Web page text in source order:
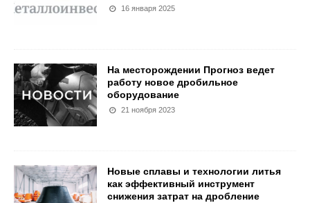
16 января 2025
На месторождении Прогноз ведет
работу новое дробильное
оборудование
21 ноября 2023
Новые сплавы и технологии литья
как эффективный инструмент
снижения затрат на дробление